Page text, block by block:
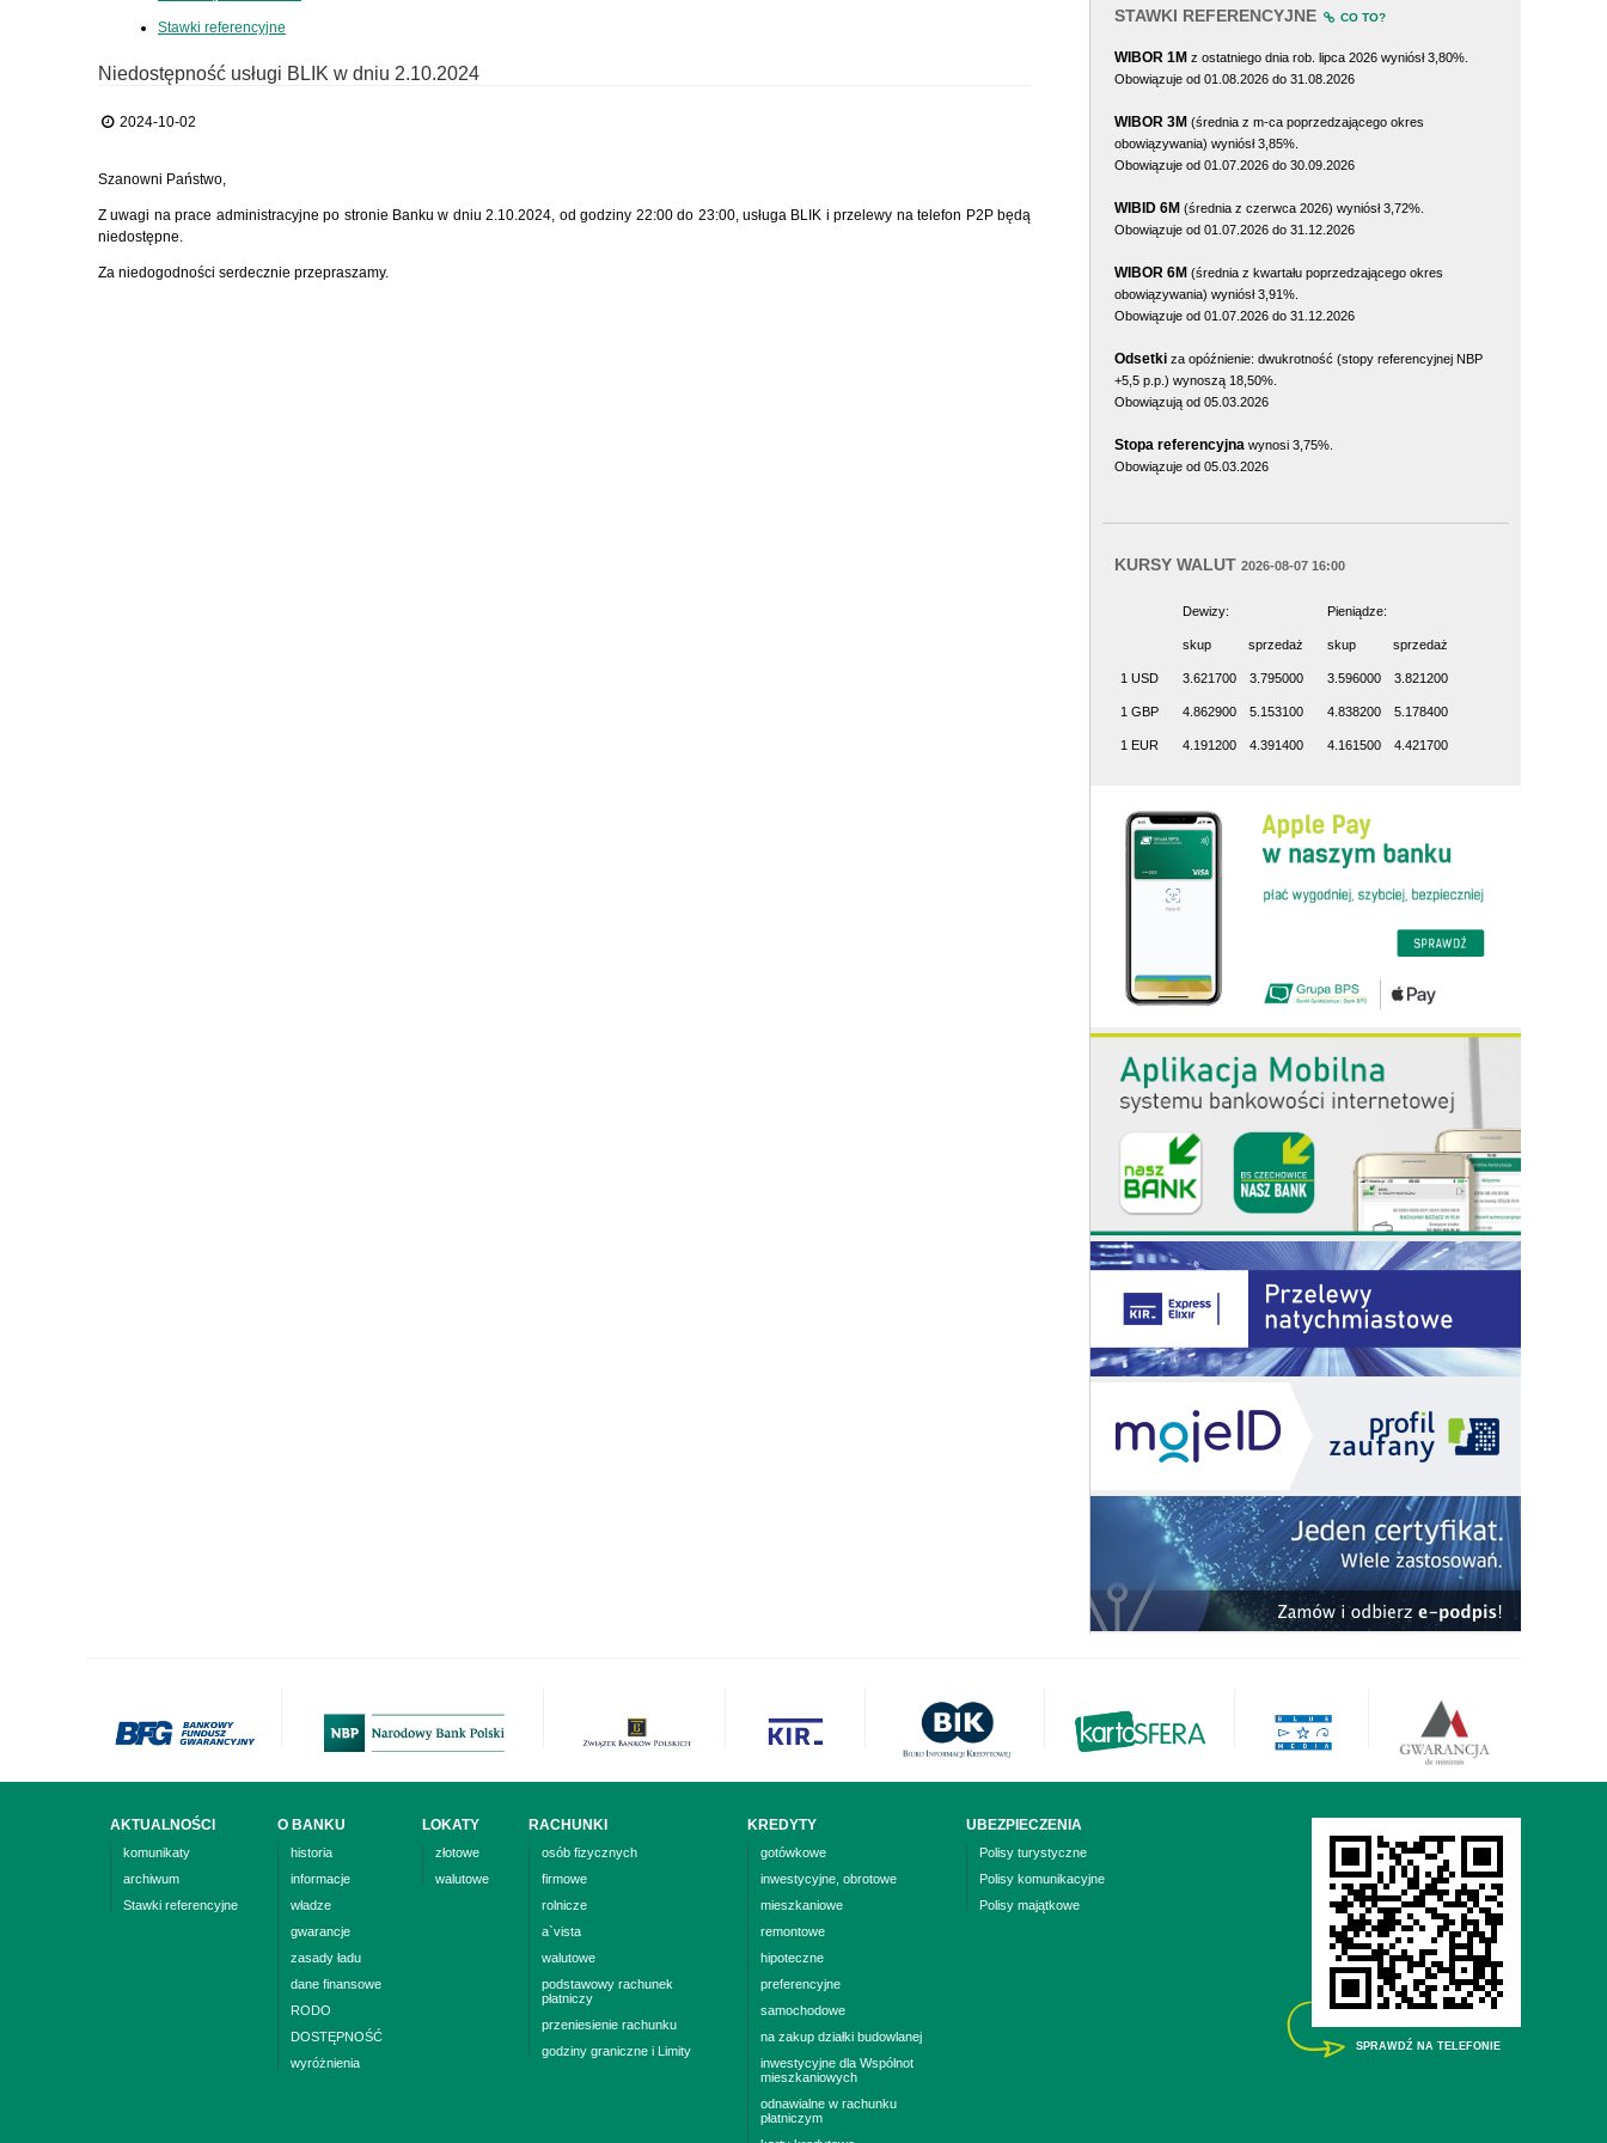
Stawki referencyjne
Niedostępność usługi BLIK w dniu 2.10.2024
2024-10-02
Szanowni Państwo,
Z uwagi na prace administracyjne po stronie Banku w dniu 2.10.2024, od godziny 22:00 do 23:00, usługa BLIK i przelewy na telefon P2P będą
niedostępne.
Za niedogodności serdecznie przepraszamy.
STAWKI REFERENCYJNE CO TO?
WIBOR 1M z ostatniego dnia rob. lipca 2026 wyniósł 3,80%.
Obowiązuje od 01.08.2026 do 31.08.2026
WIBOR 3M (średnia z m-ca poprzedzającego okres
obowiązywania) wyniósł 3,85%.
Obowiązuje od 01.07.2026 do 30.09.2026
WIBID 6M (średnia z czerwca 2026) wyniósł 3,72%.
Obowiązuje od 01.07.2026 do 31.12.2026
WIBOR 6M (średnia z kwartału poprzedzającego okres
obowiązywania) wyniósł 3,91%.
Obowiązuje od 01.07.2026 do 31.12.2026
Odsetki za opóźnienie: dwukrotność (stopy referencyjnej NBP
+5,5 p.p.) wynoszą 18,50%.
Obowiązują od 05.03.2026
Stopa referencyjna wynosi 3,75%.
Obowiązuje od 05.03.2026
KURSY WALUT 2026-08-07 16:00
Dewizy: Pieniądze:
skup sprzedaż skup sprzedaż
1 USD 3.621700 3.795000 3.596000 3.821200
1 GBP 4.862900 5.153100 4.838200 5.178400
1 EUR 4.191200 4.391400 4.161500 4.421700
SPRAWDŹ NA TELEFONIE
AKTUALNOŚCI
komunikaty
archiwum
Stawki referencyjne
O BANKU
historia
informacje
władze
gwarancje
zasady ładu
dane finansowe
RODO
DOSTĘPNOŚĆ
wyróżnienia
LOKATY
złotowe
walutowe
RACHUNKI
osób fizycznych
firmowe
rolnicze
a`vista
walutowe
podstawowy rachunek
płatniczy
przeniesienie rachunku
godziny graniczne i Limity
KREDYTY
gotówkowe
inwestycyjne, obrotowe
mieszkaniowe
remontowe
hipoteczne
preferencyjne
samochodowe
na zakup działki budowlanej
inwestycyjne dla Wspólnot
mieszkaniowych
odnawialne w rachunku
płatniczym
UBEZPIECZENIA
Polisy turystyczne
Polisy komunikacyjne
Polisy majątkowe